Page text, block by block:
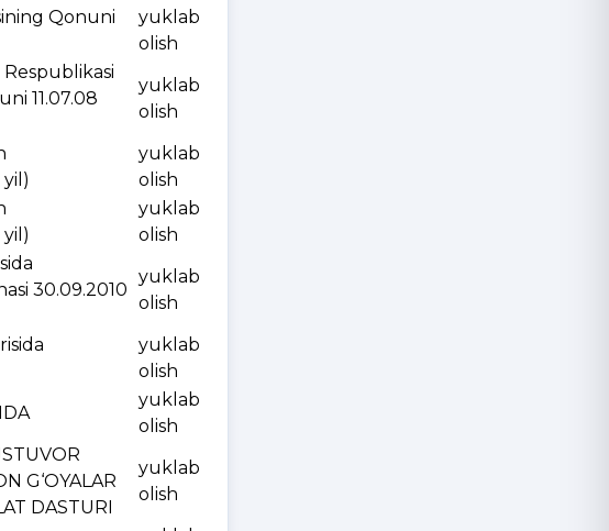
Qonuni
yuklab
olish
11.07.08
yuklab
olish
yuklab
olish
yuklab
olish
30.09.2010
yuklab
olish
yuklab
olish
yuklab
olish
G‘OYALAR
DASTURI
yuklab
olish